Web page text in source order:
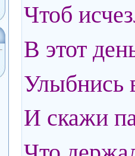
Чтоб
В этот
Улыбнись
И скажи